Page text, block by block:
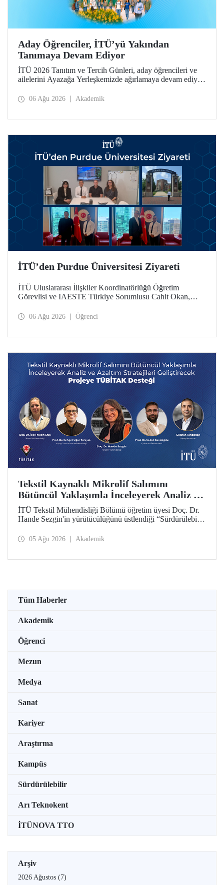
Aday Öğrenciler, İTÜ’yü Yakından
Tanımaya Devam Ediyor
İTÜ 2026 Tanıtım ve Tercih Günleri, aday öğrencileri ve
ailelerini Ayazağa Yerleşkemizde ağırlamaya devam ediyor.
ilgili fakülte ve birimler adaylara bilgi vermeye devam
06 Ağu 2026 Akademik
İTÜ’den Purdue Üniversitesi Ziyareti
İTÜ Uluslararası İlişkiler Koordinatörlüğü Öğretim
Görevlisi ve IAESTE Türkiye Sorumlusu Cahit Okan,
Temmuz tarihlerinde ABD’de dünyanın önde gelen
06 Ağu 2026 Öğrenci
Tekstil Kaynaklı Mikrolif Salımını
Bütüncül Yaklaşımla İnceleyerek Analiz ve
Azaltım Stratejileri Geliştirecek Projeye
TÜBİTAK Desteği
İTÜ Tekstil Mühendisliği Bölümü öğretim üyesi Doç. Dr.
Hande Sezgin'in yürütücülüğünü üstlendiği “Sürdürülebilir
Koşullarına Bağlı Mikrolif Salımı: Aşınma, UV Maruziyeti
05 Ağu 2026 Akademik
Tüm Haberler
Akademik
Öğrenci
Mezun
Medya
Sanat
Kariyer
Araştırma
Kampüs
Sürdürülebilir
Arı Teknokent
İTÜNOVA TTO
Arşiv
2026 Ağustos (7)